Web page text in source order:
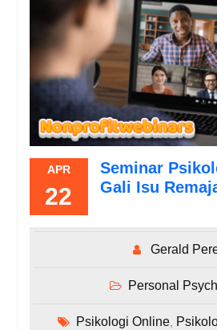
APR
22
Seminar
Gali Isu
Gerald
Personal
Psikologi Online,